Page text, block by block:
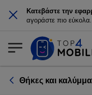
× Κατεβάστε την
αγοράστε πιο εύκολα.
Θήκες και